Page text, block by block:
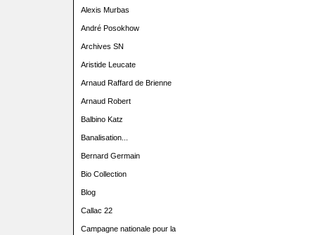
Alexis Murbas
André Posokhow
Archives SN
Aristide Leucate
Arnaud Raffard de Brienne
Arnaud Robert
Balbino Katz
Banalisation...
Bernard Germain
Bio Collection
Blog
Callac 22
Campagne nationale pour la